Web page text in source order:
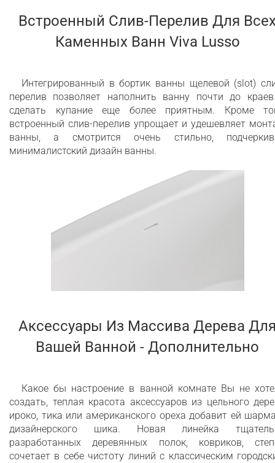
Встроенный Слив-Перелив Для
Каменных Ванн Viva Lusso
Интегрированный в бортик ванны щелевой (slot)
перелив позволяет наполнить ванну почти до
сделать купание еще более приятным. Кроме
встроенный слив-перелив упрощает и удешевляет
ванны, а смотрится очень стильно,
минималистский дизайн ванны.
Аксессуары Из Массива Дерева
Вашей Ванной - Дополнительно
Какое бы настроение в ванной комнате Вы не
создать, теплая красота аксессуаров из цельного
ироко, тика или американского ореха добавит ей
дизайнерского шика. Новая линейка
разработанных деревянных полок, ковриков,
сочетает в себе чистоту линий с классическим